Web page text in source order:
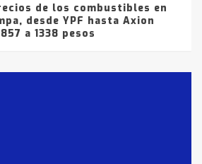
de los combustibles en
desde YPF hasta Axion
a 1338 pesos